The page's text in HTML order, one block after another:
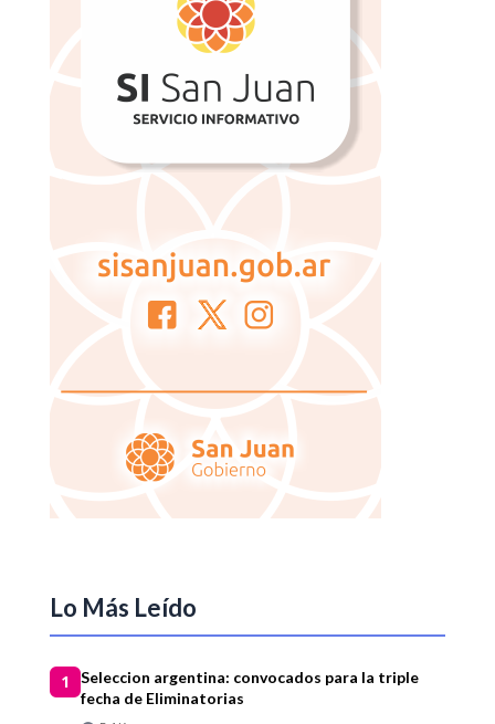
Lo Más Leído
1
Seleccion argentina: convocados para la triple
fecha de Eliminatorias